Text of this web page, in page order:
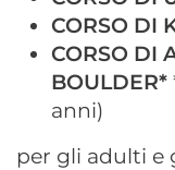
CORSO DI
CORSO DI
BOULDER*
anni)
per gli adulti e